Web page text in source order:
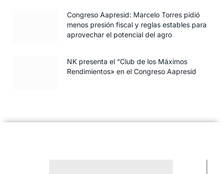
Congreso Aapresid: Marcelo Torres pidió
menos presión fiscal y reglas estables para
aprovechar el potencial del agro
NK presenta el “Club de los Máximos
Rendimientos» en el Congreso Aapresid